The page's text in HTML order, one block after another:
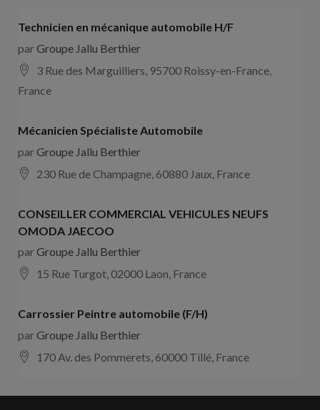
Technicien en mécanique automobile H/F
parGroupe Jallu Berthier
3 Rue des Marguilliers, 95700 Roissy-en-France,
France
Mécanicien Spécialiste Automobile
parGroupe Jallu Berthier
230 Rue de Champagne, 60880 Jaux, France
CONSEILLER COMMERCIAL VEHICULES NEUFS
OMODA JAECOO
parGroupe Jallu Berthier
15 Rue Turgot, 02000 Laon, France
Carrossier Peintre automobile (F/H)
parGroupe Jallu Berthier
170 Av. des Pommerets, 60000 Tillé, France